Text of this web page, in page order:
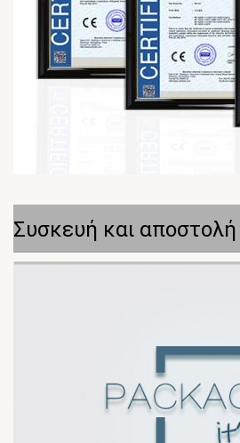
Συσκευή και αποστολή